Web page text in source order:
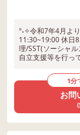
°˖✧令和7年4月よ
11:30~19:00 休日
理/SST(ソーシャ
自立支援等を行っ
1分
お問